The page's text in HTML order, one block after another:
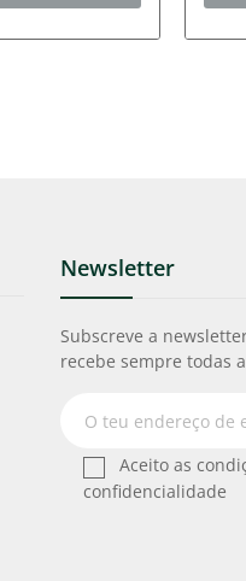
Newsletter
Subscreve a
recebe sempre todas
Aceito as
confidencialidade